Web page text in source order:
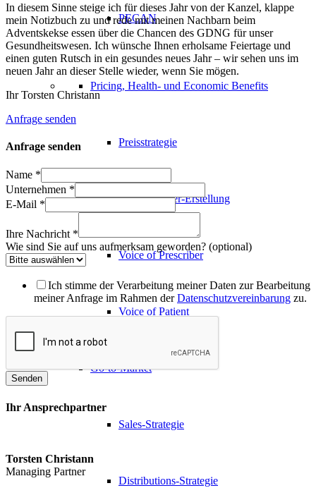
PECAN
Pricing, Health- und Economic Benefits
Preisstrategie
Value-Dossier-Erstellung
Voice of Prescriber
Voice of Patient
Go-to-Market
Sales-Strategie
Distributions-Strategie
In diesem Sinne steige ich für dieses Jahr von der Kanzel, klappe
mein Notizbuch zu und rede mit meinen Nachbarn beim
Adventskekse essen über die Chancen des GDNG für unser
Gesundheitswesen. Ich wünsche Ihnen erholsame Feiertage und
einen guten Rutsch in ein gesundes neues Jahr – wir sehen uns im
neuen Jahr an dieser Stelle wieder, wenn Sie mögen.
Ihr Torsten Christann
Anfrage senden
Anfrage senden
Name *
Unternehmen *
E-Mail *
Ihre Nachricht *
Wie sind Sie auf uns aufmerksam geworden? (optional)
Ich stimme der Verarbeitung meiner Daten zur Bearbeitung
meiner Anfrage im Rahmen derDatenschutzvereinbarung zu.
Senden
Ihr Ansprechpartner
Torsten Christann
Managing Partner